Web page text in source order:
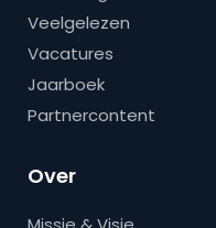
Veelgelezen
Vacatures
Jaarboek
Partnercontent
Over